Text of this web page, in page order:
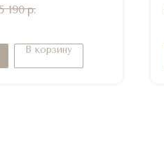
190 р.
В корзину